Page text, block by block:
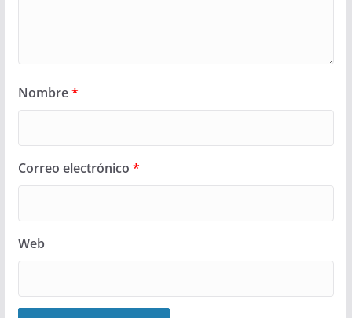
Nombre*
Correo electrónico *
Web